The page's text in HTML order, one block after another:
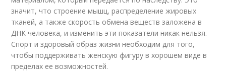
значит, что строение мышц, распределение жировых
тканей, а также скорость обмена веществ заложена в
ДНК человека, и изменить эти показатели никак нельзя.
Спорт и здоровый образ жизни необходим для того,
чтобы поддерживать женскую фигуру в хорошем виде в
пределах ее возможностей.